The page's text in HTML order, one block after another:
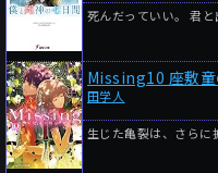
死んだっていい。 君と
Missing10 座敷
田学人
生じた亀裂は、さらに